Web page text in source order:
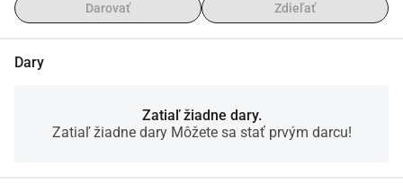
Darovať Zdieľať
Dary
Zatiaľ žiadne dary.
Zatiaľ žiadne dary Môžete sa stať prvým darcu!